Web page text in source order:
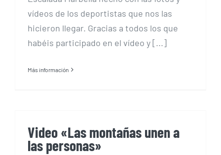
vídeos de los deportistas que nos las
hicieron llegar. Gracias a todos los que
habéis participado en el vídeo y [...]
Más información
Video «Las montañas unen a
las personas»